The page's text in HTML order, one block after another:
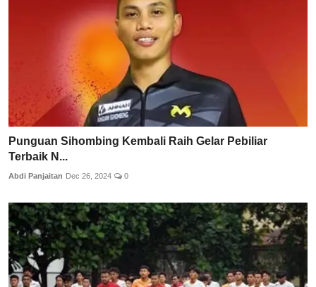
Punguan Sihombing Kembali Raih Gelar Pebiliar
Terbaik N...
Abdi Panjaitan Dec 26, 2024 0